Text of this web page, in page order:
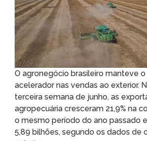
O agronegócio brasileiro manteve
acelerador nas vendas ao exterior.
terceira semana de junho, as
agropecuária cresceram 21,9% na
o mesmo período do ano passado
5,89 bilhões, segundo os dados de